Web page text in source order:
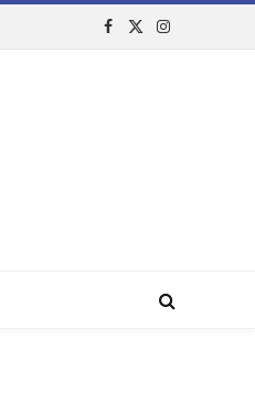
Facebook
X
Instagram